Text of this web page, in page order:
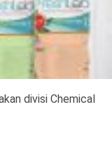
divisi Chemical